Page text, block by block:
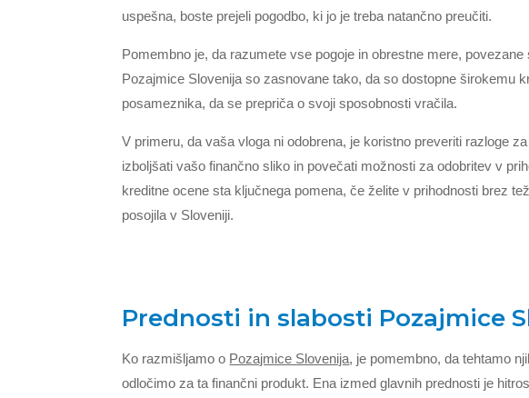
uspešna, boste prejeli pogodbo, ki jo je treba natančno preučiti.
Pomembno je, da razumete vse pogoje in obrestne mere,
Pozajmice Slovenija so zasnovane tako, da so dostopne širokemu
posameznika, da se prepriča o svoji sposobnosti vračila.
V primeru, da vaša vloga ni odobrena, je koristno preveriti razloge
izboljšati vašo finančno sliko in povečati možnosti za odobritev v
kreditne ocene sta ključnega pomena, če želite v prihodnosti brez
posojila v Sloveniji.
Prednosti in slabosti Pozajmice
Ko razmišljamo o Pozajmice Slovenija, je pomembno, da tehtamo
odločimo za ta finančni produkt. Ena izmed glavnih prednosti je